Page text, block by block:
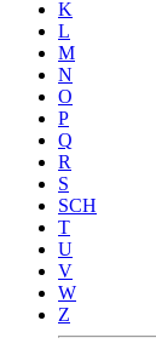
K
L
M
N
O
P
Q
R
S
SCH
T
U
V
W
Z